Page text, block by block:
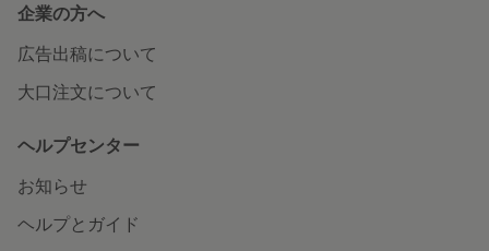
企業の方へ
広告出稿について
大口注文について
ヘルプセンター
お知らせ
ヘルプとガイド